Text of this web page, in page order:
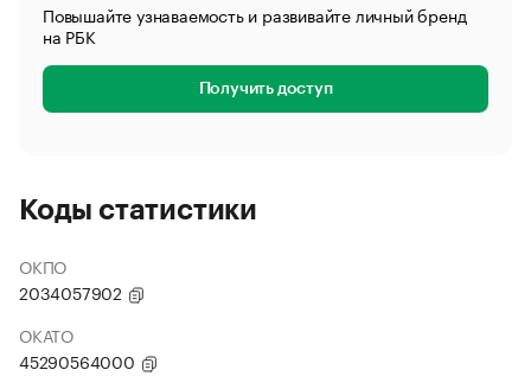
Повышайте узнаваемость и развивайте личный бренд
на РБК
Получить доступ
Коды статистики
ОКПО
2034057902
ОКАТО
45290564000